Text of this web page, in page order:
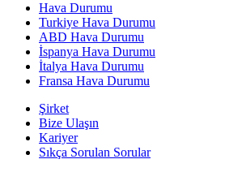
Hava Durumu
Turkiye Hava Durumu
ABD Hava Durumu
İspanya Hava Durumu
İtalya Hava Durumu
Fransa Hava Durumu
Şirket
Bize Ulaşın
Kariyer
Sıkça Sorulan Sorular